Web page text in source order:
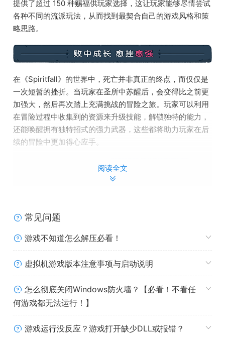
提供了超过 150 种赐福供玩家选择，这让玩家能够尽情尝试
各种不同的流派玩法，从而找到最契合自己的游戏风格和策
略思路。
在《Spiritfall》的世界中，死亡并非真正的终点，而仅仅是
一次短暂的挫折。当玩家在圣所中苏醒后，会变得比之前更
加强大，然后再次踏上充满挑战的冒险之旅。玩家可以利用
在冒险过程中收集到的资源来升级技能，解锁独特的能力，
还能唤醒拥有独特招式的强力武器，这些都将助力玩家在后
续的冒险中更加得心应手。
戏的成长和完善起到了举足轻重的作用。我们诚挚地邀请你
玩家进行交流互动，分享游戏心得，也欢迎订阅我们的报
系统需求
阅读全文
常见问题
游戏不知道怎么解压必看！
虚拟机游戏版本注意事项与启动说明
怎么彻底关闭Windows防火墙？【必看！不看任
何游戏都无法运行！】
游戏运行没反应？游戏打开缺少DLL或报错？